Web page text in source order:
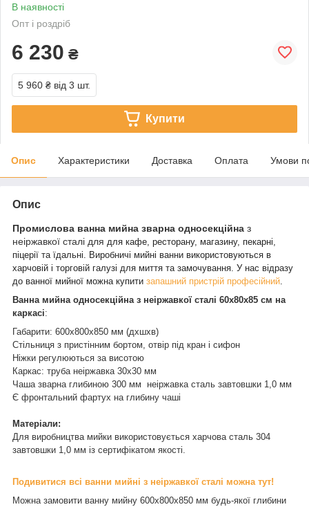
В наявності
Опт і роздріб
6 230 ₴
5 960 ₴ від 3 шт.
Купити
Опис Характеристики Доставка Оплата Умови
Опис
Промислова ванна мийна зварна односекційна з
неіржавкої сталі для для кафе, ресторану, магазину, пекарні,
піцерії та їдальні. Виробничі мийні ванни використовуються в
харчовій і торговій галузі для миття та замочування. У нас відразу
до ванної мийної можна купити запашний пристрій професійний
Ванна мийна односекційна з неіржавкої сталі 60х80х85 см на
каркасі:
Габарити: 600х800х850 мм (дхшхв)
Стільниця з пристінним бортом, отвір під кран і сифон
Ніжки регулюються за висотою
Каркас: труба неіржавка 30х30 мм
Чаша зварна глибиною 300 мм неіржавка сталь завтовшки 1,0 мм
Є фронтальний фартух на глибину чаші
Матеріали:
Для виробництва мийки використовується харчова сталь 304
завтовшки 1,0 мм із сертифікатом якості.
Подивитися всі ванни мийні з неіржавкої сталі можна тут!
Можна замовити ванну мийну 600х800х850 мм будь-якої глибини